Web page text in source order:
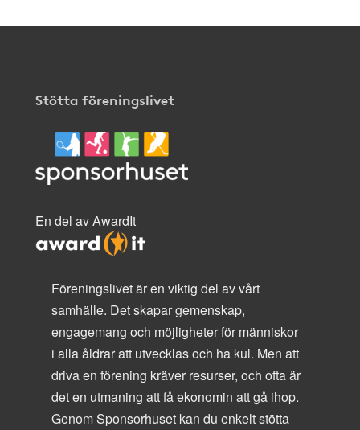
Stötta föreningslivet
En del av AwardIt
Föreningslivet är en viktig del av vårt
samhälle. Det skapar gemenskap,
engagemang och möjligheter för människor
i alla åldrar att utvecklas och ha kul. Men att
driva en förening kräver resurser, och ofta är
det en utmaning att få ekonomin att gå ihop.
Genom Sponsorhuset kan du enkelt stötta